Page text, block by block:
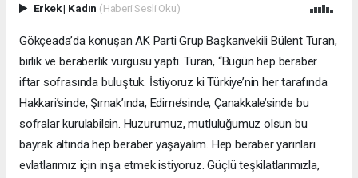
Erkek| Kadın (Haberi Sesli Oku)
Gökçeada’da konuşan AK Parti Grup Başkanvekili Bülent Turan,
birlik ve beraberlik vurgusu yaptı. Turan, “Bugün hep beraber
iftar sofrasında buluştuk. İstiyoruz ki Türkiye’nin her tarafında
Hakkari’sinde, Şırnak’ında, Edirne’sinde, Çanakkale’sinde bu
sofralar kurulabilsin. Huzurumuz, mutluluğumuz olsun bu
bayrak altında hep beraber yaşayalım. Hep beraber yarınları
evlatlarımız için inşa etmek istiyoruz. Güçlü teşkilatlarımızla,